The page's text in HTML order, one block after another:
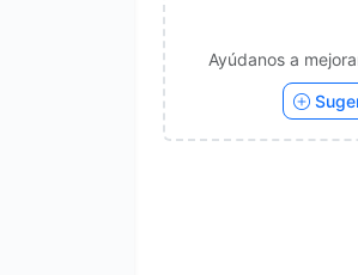
Ayúdanos a